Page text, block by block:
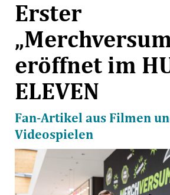
Erster
eröffnet im
ELEVEN
Fan-Artikel aus Filmen
Videospielen